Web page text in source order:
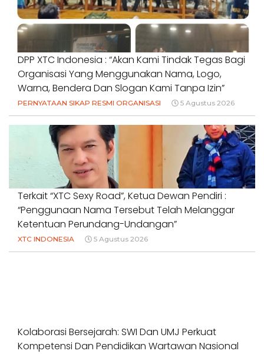
DPP XTC Indonesia : “Akan Kami Tindak Tegas Bagi
Organisasi Yang Menggunakan Nama, Logo,
Warna, Bendera Dan Slogan Kami Tanpa Izin”
PERNYATAAN SIKAP RESMI ORGANISASI 5 Agustus 2026
Terkait “XTC Sexy Road”, Ketua Dewan Pendiri :
“Penggunaan Nama Tersebut Telah Melanggar
Ketentuan Perundang-Undangan”
XTC INDONESIA 5 Agustus 2026
Kolaborasi Bersejarah: SWI Dan UMJ Perkuat
Kompetensi Dan Pendidikan Wartawan Nasional